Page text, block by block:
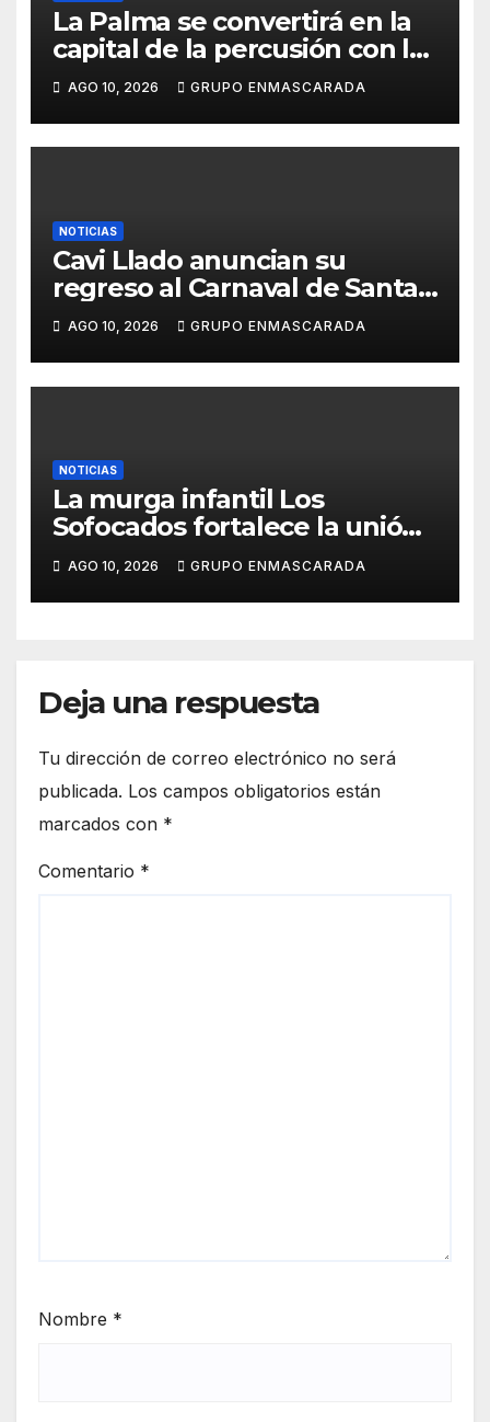
La Palma se convertirá en la
capital de la percusión con la
décima edición del Batucada
Fest
AGO 10, 2026 GRUPO ENMASCARADA
NOTICIAS
Cavi Llado anuncian su
regreso al Carnaval de Santa
Cruz de Tenerife 2027
AGO 10, 2026 GRUPO ENMASCARADA
NOTICIAS
La murga infantil Los
Sofocados fortalece la unión
del grupo con una jornada de
convivencia en la playa de
Antequera
AGO 10, 2026 GRUPO ENMASCARADA
Deja una respuesta
Tu dirección de correo electrónico no será
publicada. Los campos obligatorios están
marcados con *
Comentario *
Nombre *